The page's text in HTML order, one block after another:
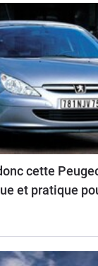
cette
et pratique